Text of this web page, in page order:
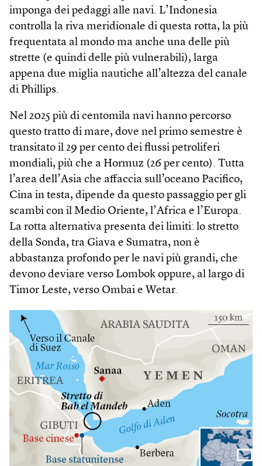
imponga dei pedaggi alle navi. L’Indonesia
controlla la riva meridionale di questa rotta, la più
frequentata al mondo ma anche una delle più
strette (e quindi delle più vulnerabili), larga
appena due miglia nautiche all’altezza del canale
di Phillips.
Nel 2025 più di centomila navi hanno percorso
questo tratto di mare, dove nel primo semestre è
transitato il 29 per cento dei flussi petroliferi
mondiali, più che a Hormuz (26 per cento). Tutta
l’area dell’Asia che affaccia sull’oceano Pacifico,
Cina in testa, dipende da questo passaggio per gli
scambi con il Medio Oriente, l’Africa e l’Europa.
La rotta alternativa presenta dei limiti: lo stretto
della Sonda, tra Giava e Sumatra, non è
abbastanza profondo per le navi più grandi, che
devono deviare verso Lombok oppure, al largo di
Timor Leste, verso Ombai e Wetar.